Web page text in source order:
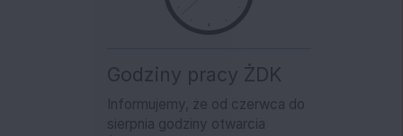
Godziny pracy ŻDK
Informujemy, że od czerwca do
sierpnia godziny otwarcia